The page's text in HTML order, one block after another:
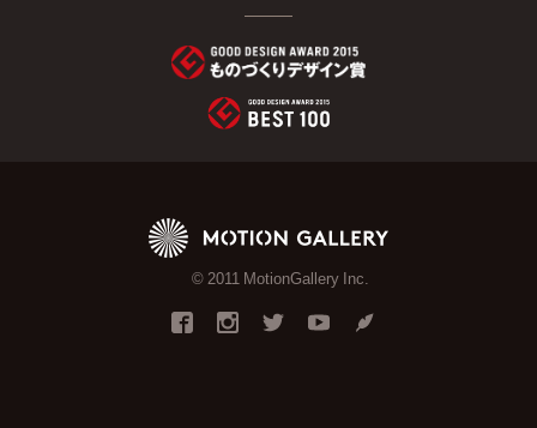
© 2011 MotionGallery Inc.